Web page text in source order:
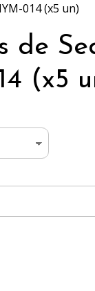
014 (x5 un)
de
(x5